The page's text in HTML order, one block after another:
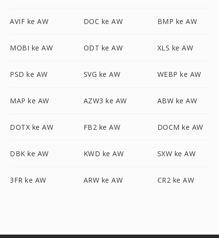
AVIF ke AW DOC ke AW BMP ke AW
MOBI ke AW ODT ke AW XLS ke AW
PSD ke AW SVG ke AW WEBP ke AW
MAP ke AW AZW3 ke AW ABW ke AW
DOTX ke AW FB2 ke AW DOCM ke AW
DBK ke AW KWD ke AW SXW ke AW
3FR ke AW ARW ke AW CR2 ke AW